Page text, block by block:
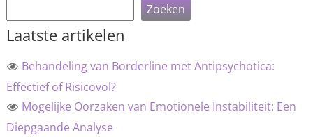
Zoeken
Laatste artikelen
Behandeling van Borderline met Antipsychotica:
Effectief of Risicovol?
Mogelijke Oorzaken van Emotionele Instabiliteit: Een
Diepgaande Analyse